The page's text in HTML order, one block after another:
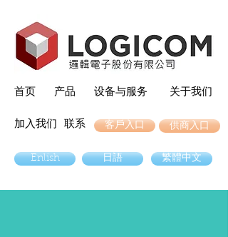
首页 产品
加入我们 联系
设备与服务
客戶入口
关于我们
供商入口
Enlish 日語 繁體中文